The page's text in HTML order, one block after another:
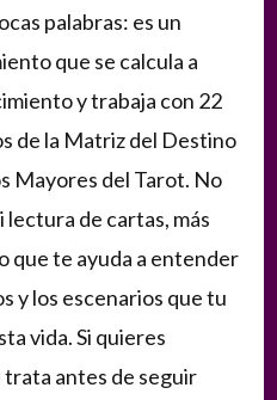
palabras: es un
que se calcula a
y trabaja con 22
de la Matriz del Destino
Mayores del Tarot. No
lectura de cartas, más
que te ayuda a entender
y los escenarios que tu
vida. Si quieres
antes de seguir